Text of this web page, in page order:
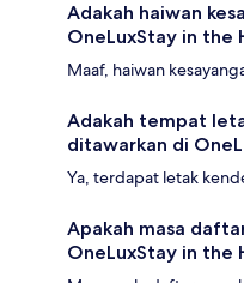
Adakah haiwan
OneLuxStay in the
Maaf, haiwan
Adakah tempat
ditawarkan di
Ya, terdapat letak
Apakah masa
OneLuxStay in the